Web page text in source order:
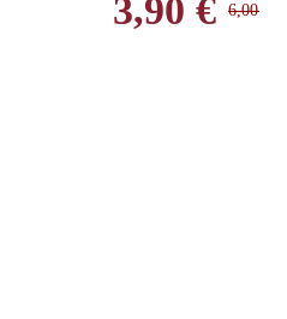
6,00 €
3,90 €